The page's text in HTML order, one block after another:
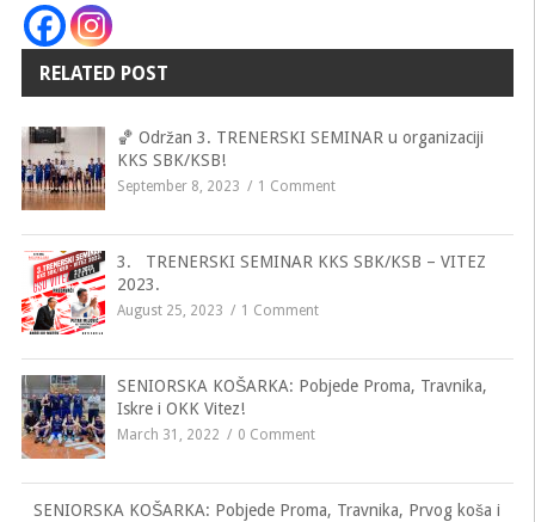
RELATED POST
🏀 Održan 3. TRENERSKI SEMINAR u organizaciji
KKS SBK/KSB!
September 8, 2023 1 Comment
3. TRENERSKI SEMINAR KKS SBK/KSB – VITEZ
2023.
August 25, 2023 1 Comment
SENIORSKA KOŠARKA: Pobjede Proma, Travnika,
Iskre i OKK Vitez!
March 31, 2022 0 Comment
SENIORSKA KOŠARKA: Pobjede Proma, Travnika, Prvog koša i